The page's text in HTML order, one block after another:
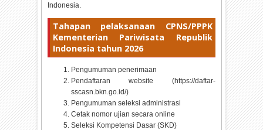
Indonesia.
Tahapan pelaksanaan CPNS/PPPK
Kementerian Pariwisata Republik
Indonesia tahun 2026
Pengumuman penerimaan
Pendaftaran website (https://daftar-
sscasn.bkn.go.id/)
Pengumuman seleksi administrasi
Cetak nomor ujian secara online
Seleksi Kompetensi Dasar (SKD)